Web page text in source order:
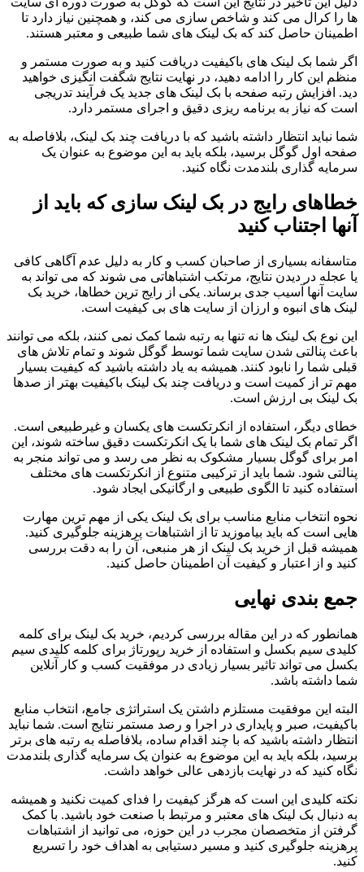
ها را کرال می کند و شاخص سازی می کند، و همچنین نیاز دارد تا
اطمینان حاصل کند که بک لینک های شما طبیعی و معتبر هستند.
اگر شما بک لینک های باکیفیت دریافت کنید و به صورت مستمر و
منظم این کار را ادامه دهید، در نهایت نتایج شگفت انگیزی خواهید
دید. افزایش رتبه صفحه با بک لینک های جدید یک فرآیند تدریجی
است که نیاز به برنامه ریزی دقیق و اجرای مستمر دارد.
شما نباید انتظار داشته باشید که با دریافت چند بک لینک، بلافاصله به
صفحه اول گوگل برسید، بلکه باید به این موضوع به عنوان یک
سرمایه گذاری بلندمدت نگاه کنید.
خطاهای رایج در بک لینک سازی که باید از
آنها اجتناب کنید
متاسفانه بسیاری از صاحبان کسب و کار به دلیل عدم آگاهی کافی
یا عجله در دیدن نتایج، مرتکب اشتباهاتی می شوند که می تواند به
سایت آنها آسیب جدی برساند. یکی از رایج ترین خطاها، خرید بک
لینک های انبوه و ارزان از سایت های بی کیفیت است.
این نوع بک لینک ها نه تنها به رتبه شما کمک نمی کنند، بلکه می توانند
باعث پنالتی شدن سایت شما توسط گوگل شوند و تمام تلاش های
قبلی شما را نابود کنند. همیشه به یاد داشته باشید که کیفیت بسیار
مهم تر از کمیت است و دریافت چند بک لینک باکیفیت بهتر از صدها
بک لینک بی ارزش است.
خطای دیگر، استفاده از انکرتکست های یکسان و غیرطبیعی است.
اگر تمام بک لینک های شما با یک انکرتکست دقیق ساخته شوند، این
امر برای گوگل بسیار مشکوک به نظر می رسد و می تواند منجر به
پنالتی شود. شما باید از ترکیبی متنوع از انکرتکست های مختلف
استفاده کنید تا الگوی طبیعی و ارگانیکی ایجاد شود.
نحوه انتخاب منابع مناسب برای بک لینک یکی از مهم ترین مهارت
هایی است که باید بیاموزید تا از اشتباهات پرهزینه جلوگیری کنید.
همیشه قبل از خرید بک لینک از هر منبعی، آن را به دقت بررسی
کنید و از اعتبار و کیفیت آن اطمینان حاصل کنید.
جمع بندی نهایی
همانطور که در این مقاله بررسی کردیم، خرید بک لینک برای کلمه
کلیدی سیم بکسل و استفاده از خرید رپورتاژ برای کلمه کلیدی سیم
بکسل می تواند تاثیر بسیار زیادی در موفقیت کسب و کار آنلاین
شما داشته باشد.
البته این موفقیت مستلزم داشتن یک استراتژی جامع، انتخاب منابع
باکیفیت، صبر و پایداری در اجرا و رصد مستمر نتایج است. شما نباید
انتظار داشته باشید که با چند اقدام ساده، بلافاصله به رتبه های برتر
برسید، بلکه باید به این موضوع به عنوان یک سرمایه گذاری بلندمدت
نگاه کنید که در نهایت بازدهی عالی خواهد داشت.
نکته کلیدی این است که هرگز کیفیت را فدای کمیت نکنید و همیشه
به دنبال بک لینک های معتبر و مرتبط با صنعت خود باشید. با کمک
گرفتن از متخصصان مجرب در این حوزه، می توانید از اشتباهات
پرهزینه جلوگیری کنید و مسیر دستیابی به اهداف خود را تسریع
کنید.